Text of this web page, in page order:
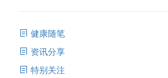
健康随笔
资讯分享
特别关注